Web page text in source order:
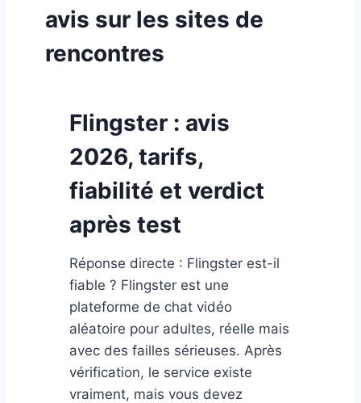
avis sur les sites de
rencontres
Flingster : avis
2026, tarifs,
fiabilité et verdict
après test
Réponse directe : Flingster est-il
fiable ? Flingster est une
plateforme de chat vidéo
aléatoire pour adultes, réelle mais
avec des failles sérieuses. Après
vérification, le service existe
vraiment, mais vous devez